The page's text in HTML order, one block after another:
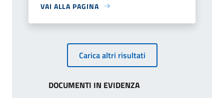
VAI ALLA PAGINA
Carica altri risultati
DOCUMENTI IN EVIDENZA